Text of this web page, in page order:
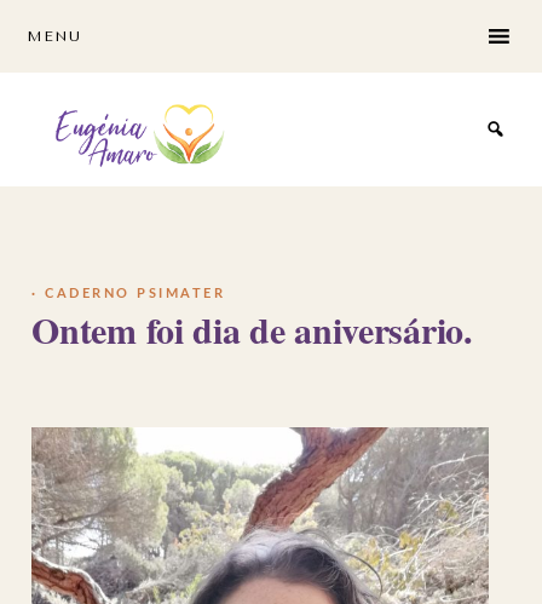
content
MENU
Ontem foi dia de aniversário.
·CADERNO PSIMATER